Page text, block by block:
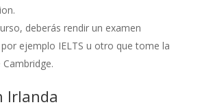
deberás rendir un examen
ejemplo IELTS u otro que tome la
Irlanda